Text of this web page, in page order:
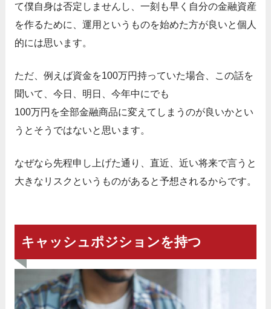
て僕自身は否定しませんし、一刻も早く自分の金融資産
を作るために、運用というものを始めた方が良いと個人
的には思います。
ただ、例えば資金を100万円持っていた場合、この話を
聞いて、今日、明日、今年中にでも
100万円を全部金融商品に変えてしまうのが良いかとい
うとそうではないと思います。
なぜなら先程申し上げた通り、直近、近い将来で言うと
大きなリスクというものがあると予想されるからです。
キャッシュポジションを持つ